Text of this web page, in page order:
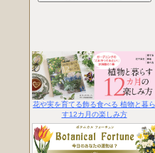
花や実を育てる飾る食べる 植物と暮ら
す12カ月の楽しみ方